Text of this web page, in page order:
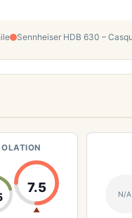
Sennheiser HDB 630 –
7.5
▲
N/A